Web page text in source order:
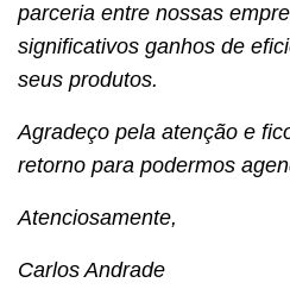
parceria entre nossas
significativos ganhos de
seus produtos.
Agradeço pela atenção e
retorno para podermos
Atenciosamente,
Carlos Andrade